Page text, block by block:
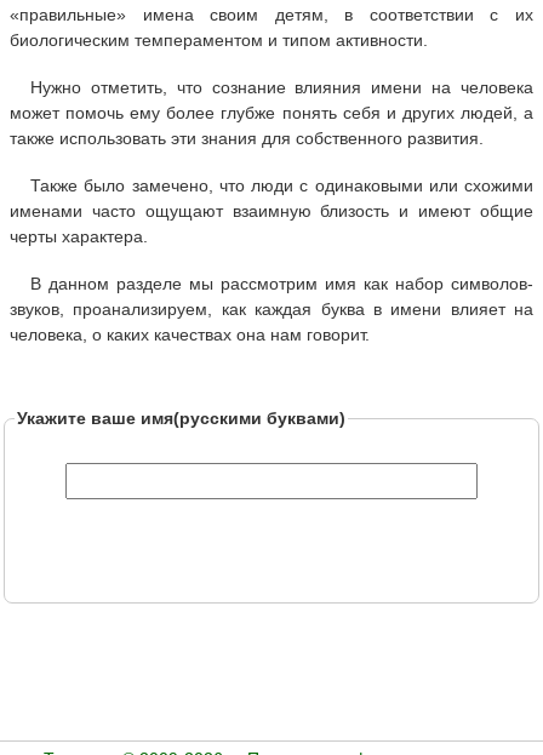
«правильные» имена своим детям, в соответствии с их
биологическим темпераментом и типом активности.
Нужно отметить, что сознание влияния имени на человека
может помочь ему более глубже понять себя и других людей, а
также использовать эти знания для собственного развития.
Также было замечено, что люди с одинаковыми или схожими
именами часто ощущают взаимную близость и имеют общие
черты характера.
В данном разделе мы рассмотрим имя как набор символов-
звуков, проанализируем, как каждая буква в имени влияет на
человека, о каких качествах она нам говорит.
Укажите ваше имя(русскими буквами)